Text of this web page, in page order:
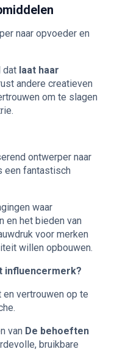
naar opvoeder en
dat laat haar
andere creatieven
om te slagen
ontwerper naar
een fantastisch
waar
en het bieden van
voor merken
willen opbouwen.
influencermerk?
vertrouwen op te
van De behoeften
bruikbare